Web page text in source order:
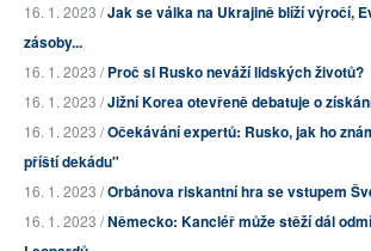
16. 1. 2023 /Jak se válka na Ukrajině blíží výročí,
zásoby...
16. 1. 2023 /Proč si Rusko neváží lidských životů?
16. 1. 2023 /Jižní Korea otevřeně debatuje o
16. 1. 2023 /Očekávání expertů: Rusko, jak ho
příští dekádu"
16. 1. 2023 /Orbánova riskantní hra se vstupem
16. 1. 2023 /Německo: Kancléř může stěží dál